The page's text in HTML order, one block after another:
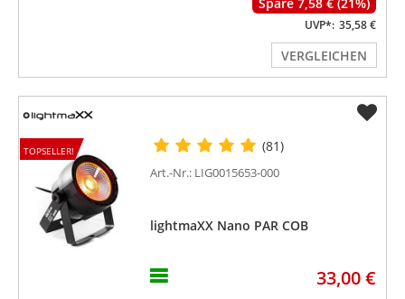
UVP*: 35,58 €
VERGLEICHEN
TOPSELLER! (81)
Art.-Nr.: LIG0015653-000
lightmaXX Nano PAR COB
33,00 €